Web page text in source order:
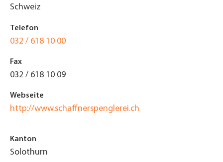
Schweiz
Telefon
032 / 618 10 00
Fax
032 / 618 10 09
Webseite
http://www.schaffnerspenglerei.ch
Kanton
Solothurn